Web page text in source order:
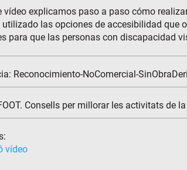
vídeo explicamos paso a paso cómo
utilizado las opciones de accesibilidad que
para que las personas con discapacidad
Reconocimiento-NoComercial-
Consells per millorar les activitats de
vídeo